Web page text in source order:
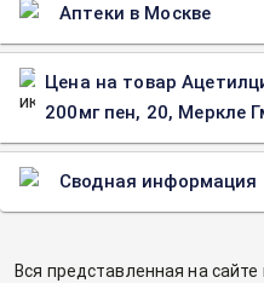
Аптеки в Москве
Цена на товар
200мг пен, 20, Меркле
Сводная информация
Вся представленная на